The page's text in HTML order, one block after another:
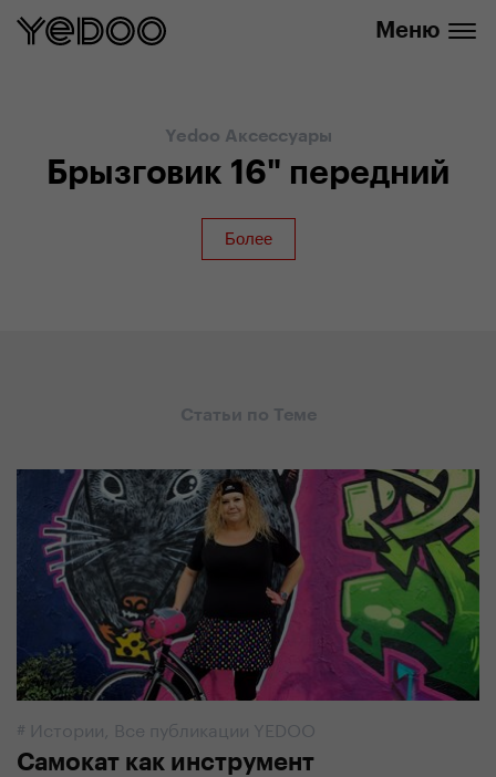
Меню
Yedoo Аксессуары
Брызговик 16" передний
Статьи по Теме
# Истории Все публикации YEDOO
Самокат как инструмент